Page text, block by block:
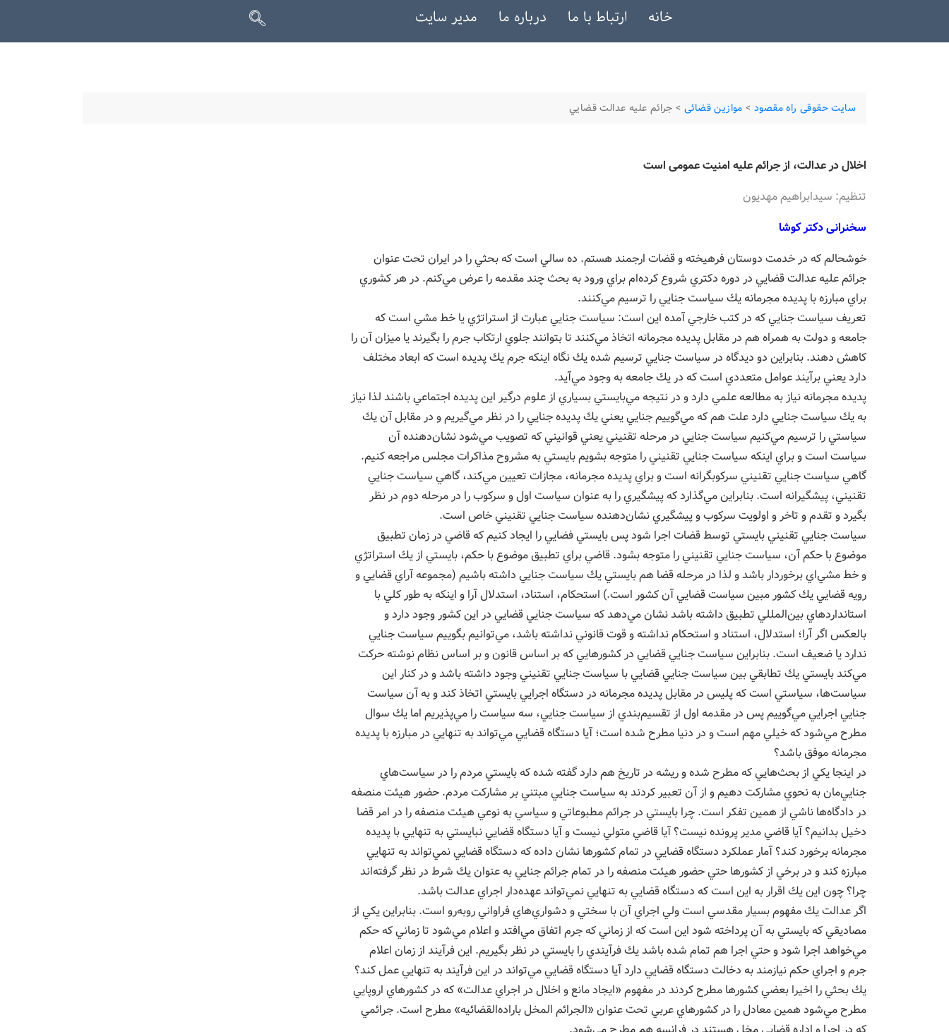
خانه ارتباط با ما درباره ما مدیر سایت
سایت حقوقی راه مقصود > موازین قضائی > جرائم عليه عدالت قضايي
اخلال در عدالت، از جرائم علیه امنیت عمومی است
تنظیم: سيدابراهيم مهديون
سخنرانی دكتر كوشا
خوشحالم كه در خدمت دوستان فرهيخته و قضات ارجمند هستم. ده سالي است كه بحثي را در ايران تحت عنوان
جرائم عليه عدالت قضايي در دوره دكتري شروع كرده‌ام براي ورود به بحث چند مقدمه را عرض مي‌كنم. در هر كشوري
براي مبارزه با پديده مجرمانه يك سياست جنايي را ترسيم مي‌كنند.
تعريف سياست جنايي كه در كتب خارجي آمده اين است: سياست جنايي عبارت از استراتژي يا خط مشي است كه
جامعه و دولت به همراه هم در مقابل پديده مجرمانه اتخاذ مي‌كنند تا بتوانند جلوي ارتكاب جرم را بگيرند يا ميزان آن را
كاهش دهند. بنابراين دو ديدگاه در سياست جنايي ترسيم شده يك نگاه اينكه جرم يك پديده است كه ابعاد مختلف
دارد يعني برآيند عوامل متعددي است كه در يك جامعه به وجود مي‌آيد.
پديده مجرمانه نياز به مطالعه علمي دارد و در نتيجه مي‌بايستي بسياري از علوم درگير اين پديده اجتماعي باشند لذا نياز
به يك سياست جنايي دارد علت هم كه مي‌گوييم جنايي يعني يك پديده جنايي را در نظر مي‌گيريم و در مقابل آن يك
سياستي را ترسيم مي‌كنيم سياست جنايي در مرحله تقنيني يعني قوانيني كه تصويب مي‌شود نشان‌دهنده آن
سياست است و براي اينكه سياست جنايي تقنيني را متوجه بشويم بايستي به مشروح مذاكرات مجلس مراجعه كنيم.
گاهي سياست جنايي تقنيني سركوبگرانه است و براي پديده مجرمانه، مجازات تعيين مي‌كند، گاهي سياست جنايي
تقنيني، پيشگيرانه است. بنابراين مي‌گذارد كه پيشگيري را به عنوان سياست اول و سركوب را در مرحله دوم در نظر
بگيرد و تقدم و تاخر و اولويت سركوب و پيشگيري نشان‌دهنده سياست جنايي تقنيني خاص است.
سياست جنايي تقنيني بايستي توسط قضات اجرا شود پس بايستي فضايي را ايجاد كنيم كه قاضي در زمان تطبيق
موضوع با حكم آن، سياست جنايي تقنيني را متوجه بشود. قاضي براي تطبيق موضوع با حكم، بايستي از يك استراتژي
و خط مشي‌اي برخوردار باشد و لذا در مرحله قضا هم بايستي يك سياست جنايي داشته باشيم (مجموعه آراي قضايي و
رويه قضايي يك كشور مبين سياست قضايي آن كشور است.) استحكام، استناد، استدلال آرا و اينكه به طور كلي با
استانداردهاي بين‌المللي تطبيق داشته باشد نشان مي‌دهد كه سياست جنايي قضايي در اين كشور وجود دارد و
بالعكس اگر آرا؛ استدلال، استناد و استحكام نداشته و قوت قانوني نداشته باشد، مي‌توانيم بگوييم سياست جنايي
ندارد يا ضعيف است. بنابراين سياست جنايي قضايي در كشورهايي كه بر اساس قانون و بر اساس نظام نوشته حركت
مي‌كند بايستي يك تطابقي بين سياست جنايي قضايي با سياست جنايي تقنيني وجود داشته باشد و در كنار اين
سياست‌ها، سياستي است كه پليس در مقابل پديده مجرمانه در دستگاه اجرايي بايستي اتخاذ كند و به آن سياست
جنايي اجرايي مي‌گوييم پس در مقدمه اول از تقسيم‌بندي از سياست جنايي، سه سياست را مي‌پذيريم اما يك سوال
مطرح مي‌شود كه خيلي مهم است و در دنيا مطرح شده است؛ آيا دستگاه قضايي مي‌تواند به تنهايي در مبارزه با پديده
مجرمانه موفق باشد؟
در اينجا يكي از بحث‌هايي كه مطرح شده و ريشه در تاريخ هم دارد گفته شده كه بايستي مردم را در سياست‌هاي
جنايي‌مان به نحوي مشاركت دهيم و از آن تعبير كردند به سياست جنايي مبتني بر مشاركت مردم. حضور هيئت منصفه
در دادگاه‌ها ناشي از همين تفكر است. چرا بايستي در جرائم مطبوعاتي و سياسي به نوعي هيئت منصفه را در امر قضا
دخيل بدانيم؟ آيا قاضي مدير پرونده نيست؟ آيا قاضي متولي نيست و آيا دستگاه قضايي نبايستي به تنهايي با پديده
مجرمانه برخورد كند؟ آمار عملكرد دستگاه قضايي در تمام كشورها نشان داده كه دستگاه قضايي نمي‌تواند به تنهايي
مبارزه كند و در برخي از كشورها حتي حضور هيئت منصفه را در تمام جرائم جنايي به عنوان يك شرط در نظر گرفته‌اند
چرا؟ چون اين يك اقرار به اين است كه دستگاه قضايي به تنهايي نمي‌تواند عهده‌دار اجراي عدالت باشد.
اگر عدالت يك مفهوم بسيار مقدسي است ولي اجراي آن با سختي و دشواري‌هاي فراواني روبه‌رو است. بنابراين يكي از
مصاديقي كه بايستي به آن پرداخته شود اين است كه از زماني كه جرم اتفاق مي‌افتد و اعلام مي‌شود تا زماني كه حكم
مي‌خواهد اجرا شود و حتي اجرا هم تمام شده باشد يك فرآيندي را بايستي در نظر بگيريم. اين فرآيند از زمان اعلام
جرم و اجراي حكم نيازمند به دخالت دستگاه قضايي دارد آيا دستگاه قضايي مي‌تواند در اين فرآيند به تنهايي عمل كند؟
يك بحثي را اخيرا بعضي كشورها مطرح كردند در مفهوم «ايجاد مانع و اخلال در اجراي عدالت» كه در كشورهاي اروپايي
مطرح مي‌شود همين معادل را در كشورهاي عربي تحت عنوان «الجرائم المخل باراده‌القضائيه» مطرح است. جرائمي